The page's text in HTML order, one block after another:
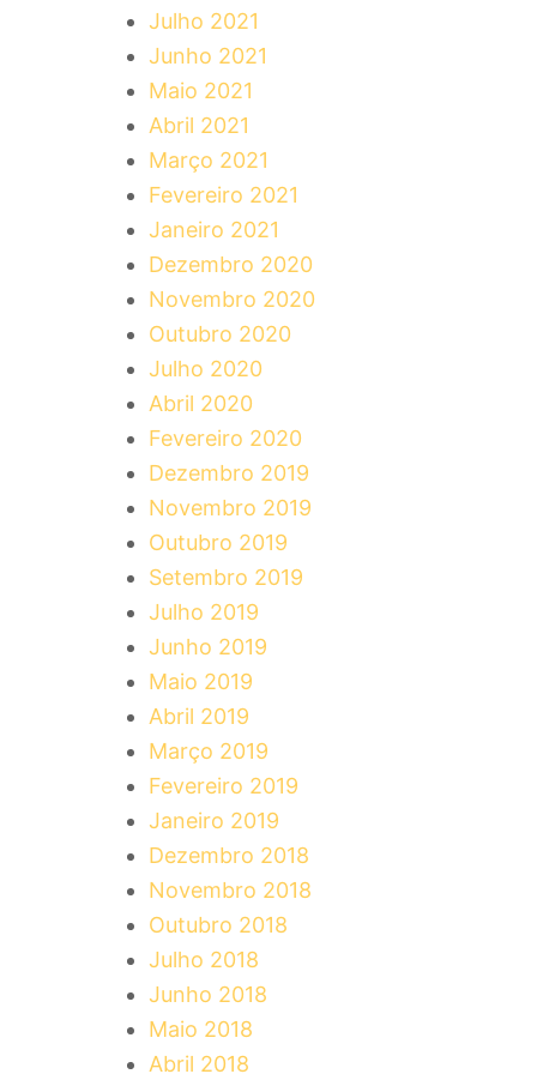
Julho 2021
Junho 2021
Maio 2021
Abril 2021
Março 2021
Fevereiro 2021
Janeiro 2021
Dezembro 2020
Novembro 2020
Outubro 2020
Julho 2020
Abril 2020
Fevereiro 2020
Dezembro 2019
Novembro 2019
Outubro 2019
Setembro 2019
Julho 2019
Junho 2019
Maio 2019
Abril 2019
Março 2019
Fevereiro 2019
Janeiro 2019
Dezembro 2018
Novembro 2018
Outubro 2018
Julho 2018
Junho 2018
Maio 2018
Abril 2018